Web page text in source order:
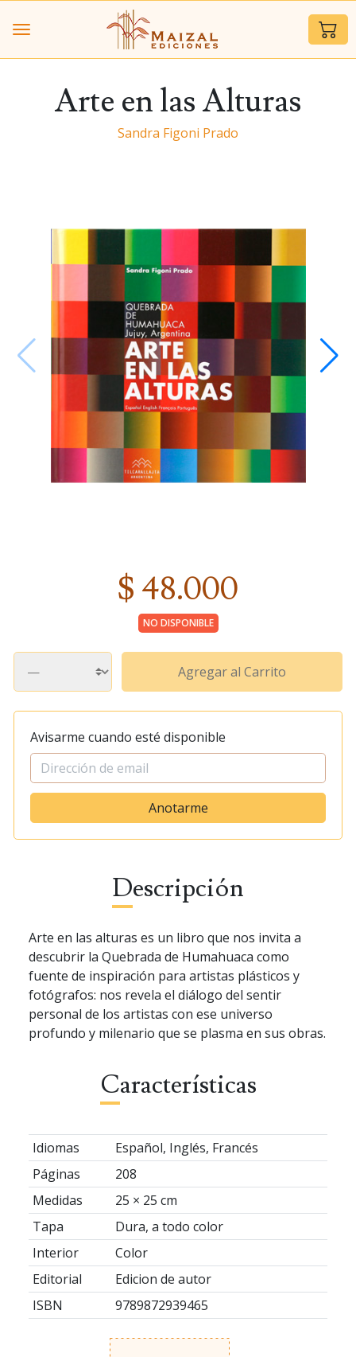
Arte en las Alturas
Sandra Figoni Prado
$ 48.000
NO DISPONIBLE
Agregar al Carrito
Avisarme cuando esté disponible
Anotarme
Descripción
Arte en las alturas es un libro que nos invita a
descubrir la Quebrada de Humahuaca como
fuente de inspiración para artistas plásticos y
fotógrafos: nos revela el diálogo del sentir
personal de los artistas con ese universo
profundo y milenario que se plasma en sus obras.
Características
Idiomas
Español, Inglés, Francés
Páginas
208
Medidas
25 × 25 cm
Tapa
Dura, a todo color
Interior
Color
Editorial
Edicion de autor
ISBN
9789872939465